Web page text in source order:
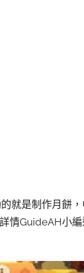
就是制作月餅
情GuideAH小